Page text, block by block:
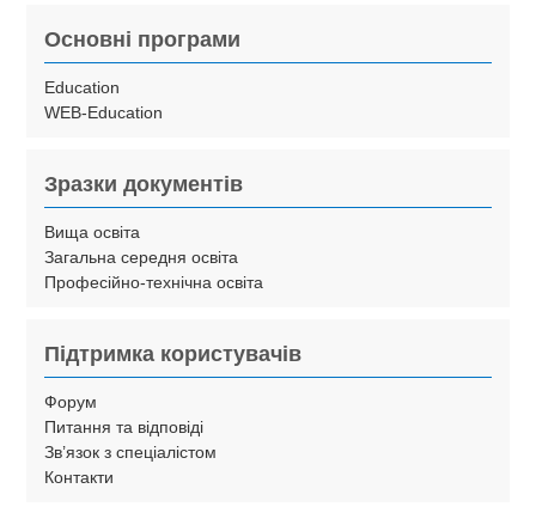
Основні програми
Education
WEB-Education
Зразки документів
Вища освіта
Загальна середня освіта
Професійно-технічна освіта
Підтримка користувачів
Форум
Питання та відповіді
Зв’язок з спеціалістом
Контакти